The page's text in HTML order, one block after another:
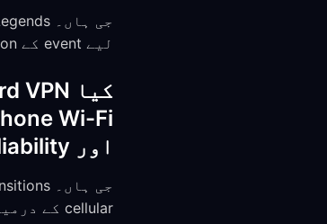
لیے event کے region میں موجود FreeGuard server سے connect کریں۔
اور reliability کے لحاظ سے مجھے کیا توقع رکھنی چاہیے؟
cellular کے درمیان switch کرنے پر بھی آپ کی VPN connection اور game session برقرار رہتے ہیں۔